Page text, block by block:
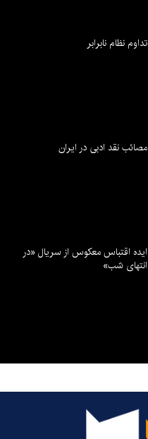
تداوم نظام نابرابر
مصائب نقد ادبی در ایران
ایده اقتباس معکوس از سریال «در
انتهای شب»